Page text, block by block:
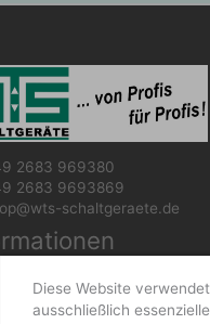
2683 969380
2683 9693869
schaltgeraete.de
Diese Website verwendet
ausschließlich essenzielle